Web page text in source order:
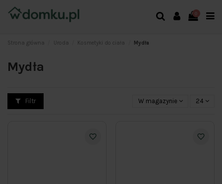
Strona główna Uroda Kosmetyki do ciała Mydła
Mydła
Filtr W magazynie 24